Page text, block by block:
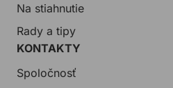
Na stiahnutie
Rady a tipy
KONTAKTY
Spoločnosť